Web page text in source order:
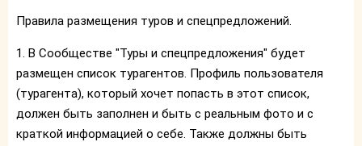
Правила размещения туров и спецпредложений.
1. В Сообществе "Туры и спецпредложения" будет
размещен список турагентов. Профиль пользователя
(турагента), который хочет попасть в этот список,
должен быть заполнен и быть с реальным фото и с
краткой информацией о себе. Также должны быть